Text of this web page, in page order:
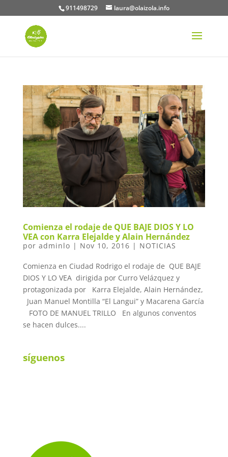
911498729 laura@olaizola.info
Comienza el rodaje de QUE BAJE DIOS Y LO
VEA con Karra Elejalde y Alain Hernández
por adminlo | Nov 10, 2016 | NOTICIAS
Comienza en Ciudad Rodrigo el rodaje de QUE BAJE
DIOS Y LO VEA dirigida por Curro Velázquez y
protagonizada por Karra Elejalde, Alain Hernández,
Juan Manuel Montilla “El Langui” y Macarena García
FOTO DE MANUEL TRILLO En algunos conventos
se hacen dulces....
síguenos